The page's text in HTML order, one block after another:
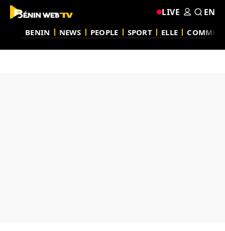
BENIN NEWS PEOPLE SPORT ELLE
LIVE EN